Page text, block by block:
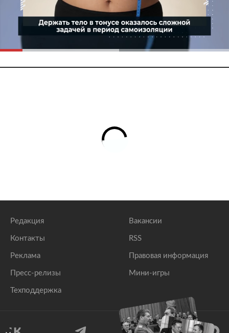
Редакция
Контакты
Реклама
Пресс-релизы
Техподдержка
Вакансии
RSS
Правовая информация
Мини-игры